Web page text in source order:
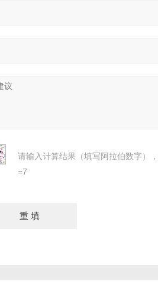
请输入计算结果（填写阿拉伯数字）
=7